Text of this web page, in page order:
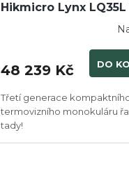
Hikmicro Lynx LQ35L
48 239 Kč DO
Třetí generace
termovizního monokuláru
tady!